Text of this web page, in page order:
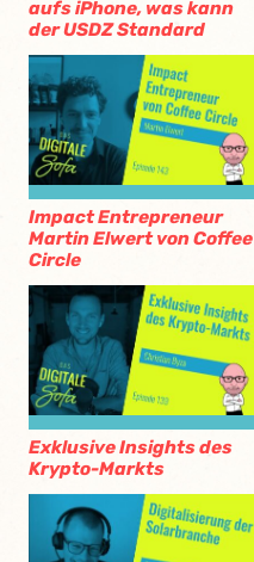
aufs iPhone, was kann
der USDZ Standard
Impact Entrepreneur
Martin Elwert von Coffee
Circle
Exklusive Insights des
Krypto-Markts